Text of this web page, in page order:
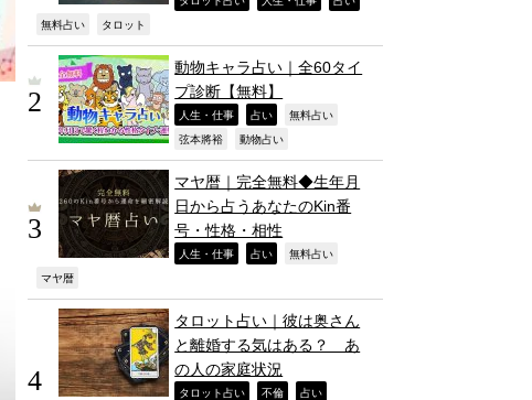
無料占い タロット
動物キャラ占い｜全60タイ
プ診断【無料】
人生・仕事 占い 無料占い
弦本將裕 動物占い
マヤ暦｜完全無料◆生年月
日から占うあなたのKin番
号・性格・相性
人生・仕事 占い 無料占い
マヤ暦
タロット占い｜彼は奥さん
と離婚する気はある？ あ
の人の家庭状況
タロット占い 不倫 占い